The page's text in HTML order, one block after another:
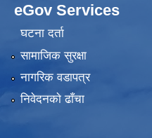
eGov Services
घटना दर्ता
सामाजिक सुरक्षा
नागरिक वडापत्र
निवेदनकाे ढाँचा